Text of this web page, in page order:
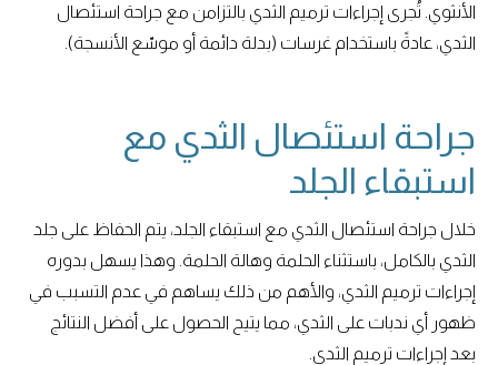
الأنثوي. تُجرى إجراءات ترميم الثدي بالتزامن مع جراحة استئصال
الثدي، عادةً باستخدام غرسات (بدلة دائمة أو موسّع الأنسجة).
جراحة استئصال الثدي مع
استبقاء الجلد
خلال جراحة استئصال الثدي مع استبقاء الجلد، يتم الحفاظ على جلد
الثدي بالكامل، باستثناء الحلمة وهالة الحلمة. وهذا يسهل بدوره
إجراءات ترميم الثدي، والأهم من ذلك يساهم في عدم التسبب في
ظهور أي ندبات على الثدي، مما يتيح الحصول على أفضل النتائج
بعد إجراءات ترميم الثدي.